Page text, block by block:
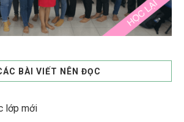
BÀI VIẾT NÊN ĐỌC
lớp mới